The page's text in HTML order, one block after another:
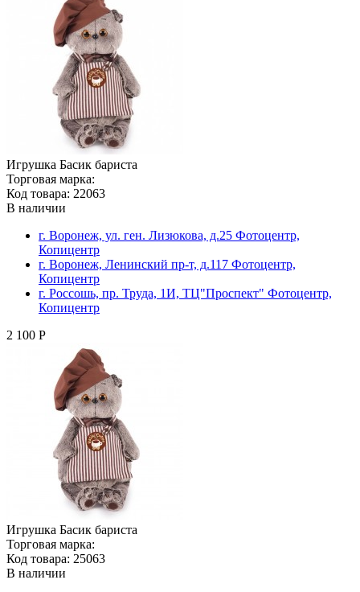
Игрушка Басик бариста
Торговая марка:
Код товара: 22063
В наличии
г. Воронеж, ул. ген. Лизюкова, д.25 Фотоцентр,
Копицентр
г. Воронеж, Ленинский пр-т, д.117 Фотоцентр,
Копицентр
г. Россошь, пр. Труда, 1И, ТЦ"Проспект" Фотоцентр,
Копицентр
2 100 Р
Игрушка Басик бариста
Торговая марка:
Код товара: 25063
В наличии